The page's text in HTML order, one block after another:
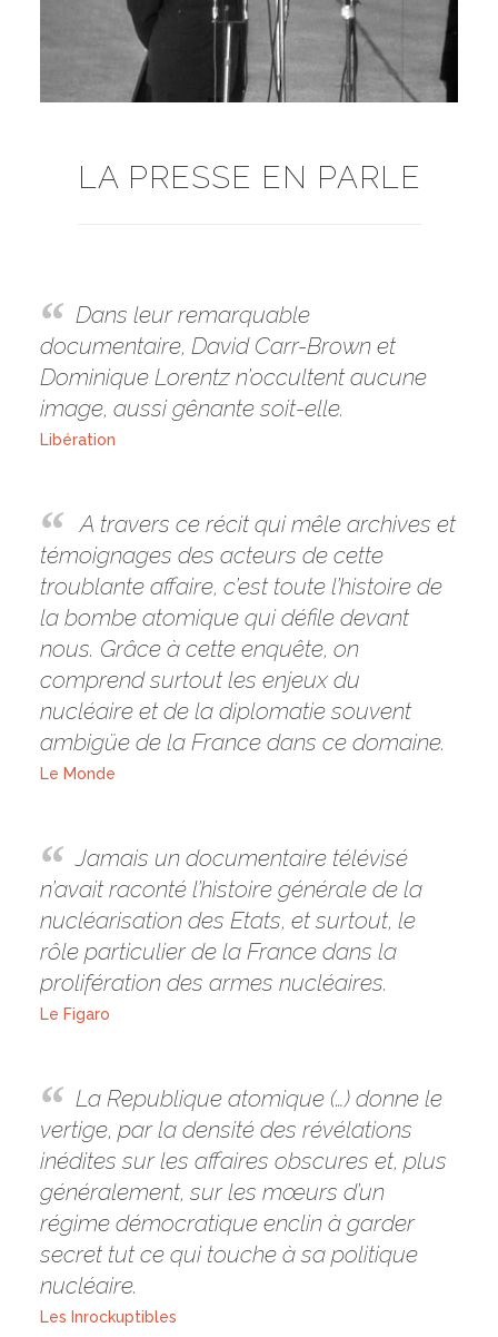
LA PRESSE EN PARLE
Dans leur remarquable
documentaire, David Carr-Brown et
Dominique Lorentz n’occultent aucune
image, aussi gênante soit-elle.
Libération
A travers ce récit qui mêle archives et
témoignages des acteurs de cette
troublante affaire, c’est toute l’histoire de
la bombe atomique qui défile devant
nous. Grâce à cette enquête, on
comprend surtout les enjeux du
nucléaire et de la diplomatie souvent
ambigüe de la France dans ce domaine.
Le Monde
Jamais un documentaire télévisé
n’avait raconté l’histoire générale de la
nucléarisation des Etats, et surtout, le
rôle particulier de la France dans la
prolifération des armes nucléaires.
Le Figaro
La Republique atomique (…) donne le
vertige, par la densité des révélations
inédites sur les affaires obscures et, plus
généralement, sur les mœurs d’un
régime démocratique enclin à garder
secret tut ce qui touche à sa politique
nucléaire.
Les Inrockuptibles